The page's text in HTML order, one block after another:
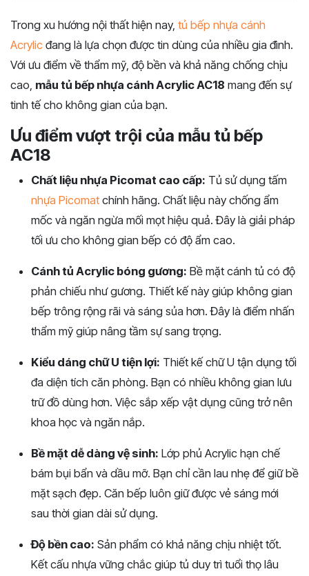
Trong xu hướng nội thất hiện nay, tủ bếp nhựa cánh
Acrylic đang là lựa chọn được tin dùng của nhiều gia đình.
Với ưu điểm về thẩm mỹ, độ bền và khả năng chống chịu
cao, mẫu tủ bếp nhựa cánh Acrylic AC18 mang đến sự
tinh tế cho không gian của bạn.
Ưu điểm vượt trội của mẫu tủ bếp
AC18
Chất liệu nhựa Picomat cao cấp: Tủ sử dụng tấm
nhựa Picomat chính hãng. Chất liệu này chống ẩm
mốc và ngăn ngừa mối mọt hiệu quả. Đây là giải pháp
tối ưu cho không gian bếp có độ ẩm cao.
Cánh tủ Acrylic bóng gương: Bề mặt cánh tủ có độ
phản chiếu như gương. Thiết kế này giúp không gian
bếp trông rộng rãi và sáng sủa hơn. Đây là điểm nhấn
thẩm mỹ giúp nâng tầm sự sang trọng.
Kiểu dáng chữ U tiện lợi: Thiết kế chữ U tận dụng tối
đa diện tích căn phòng. Bạn có nhiều không gian lưu
trữ đồ dùng hơn. Việc sắp xếp vật dụng cũng trở nên
khoa học và ngăn nắp.
Bề mặt dễ dàng vệ sinh: Lớp phủ Acrylic hạn chế
bám bụi bẩn và dầu mỡ. Bạn chỉ cần lau nhẹ để giữ bề
mặt sạch đẹp. Căn bếp luôn giữ được vẻ sáng mới
sau thời gian dài sử dụng.
Độ bền cao: Sản phẩm có khả năng chịu nhiệt tốt.
Kết cấu nhựa vững chắc giúp tủ duy trì tuổi thọ lâu